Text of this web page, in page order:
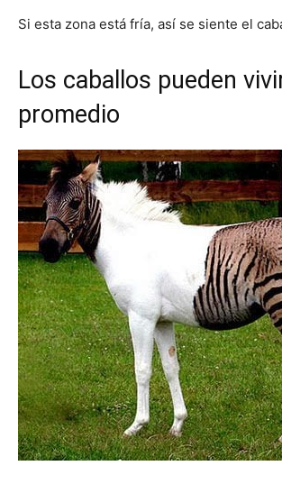
Si esta zona está fría, así se siente el
Los caballos pueden
promedio